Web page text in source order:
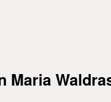
Maria